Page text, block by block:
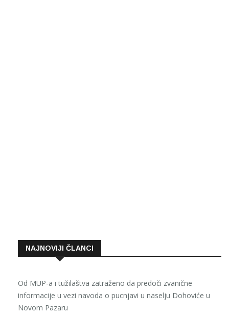
NAJNOVIJI ČLANCI
Od MUP-a i tužilaštva zatraženo da predoči zvanične
informacije u vezi navoda o pucnjavi u naselju Dohoviće u
Novom Pazaru